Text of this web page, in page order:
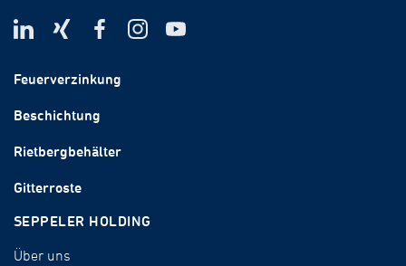
Feuerverzinkung
Beschichtung
Rietbergbehälter
Gitterroste
SEPPELER HOLDING
Über uns